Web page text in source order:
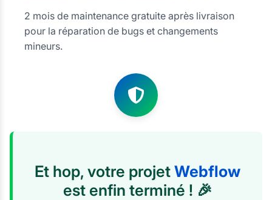
2 mois de maintenance gratuite après livraison
pour la réparation de bugs et changements
mineurs.
Et hop, votre projetWebflow
est enfin terminé ! 🎉